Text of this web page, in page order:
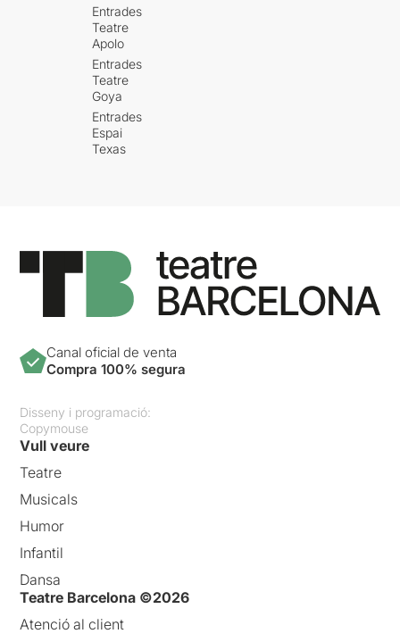
Entrades
Teatre
Apolo
Entrades
Teatre
Goya
Entrades
Espai
Texas
Canal oficial de venta
Compra 100% segura
Disseny i programació:
Copymouse
Vull veure
Teatre
Musicals
Humor
Infantil
Dansa
Teatre Barcelona ©2026
Atenció al client